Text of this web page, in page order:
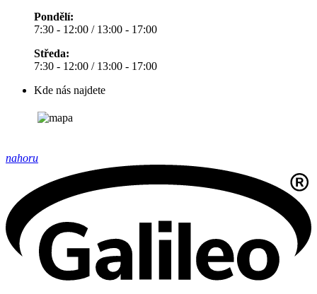
Pondělí:
7:30 - 12:00 / 13:00 - 17:00
Středa:
7:30 - 12:00 / 13:00 - 17:00
Kde nás najdete
nahoru